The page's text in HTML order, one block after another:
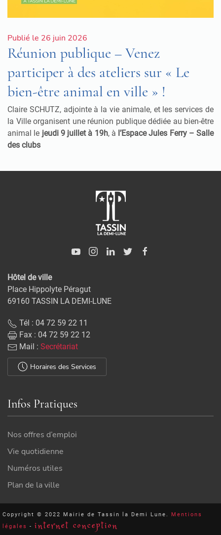
Publié le 26 juin 2026
Réunion publique – Venez
participer à des ateliers sur « Le
bien-être animal en ville » !
Claire SCHUTZ, adjointe à la vie animale, et les services de
la Ville organisent une réunion publique dédiée au bien-être
animal le jeudi 9 juillet à 19h, à l’Espace Jules Ferry – Salle
des clubs
Hôtel de ville
Place Hippolyte Péragut
69160 TASSIN LA DEMI-LUNE
Tél : 04 72 59 22 11
Fax : 04 72 59 22 12
Mail : Secrétariat
Horaires des Services
Infos Pratiques
Nos offres d’emploi
Vie quotidienne
Numéros utiles
Plan de la ville
Copyright © 2022 Mairie de Tassin la Demi Lune. Mentions
légales
- internet conception